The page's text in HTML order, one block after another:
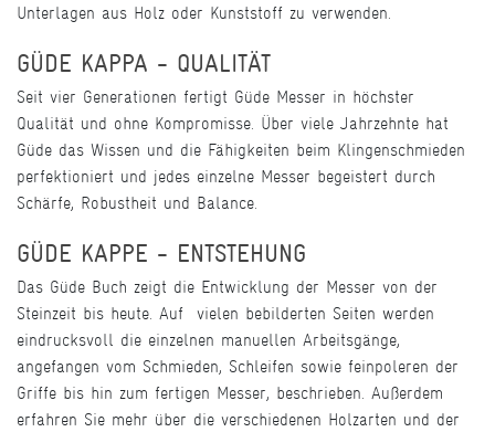
Unterlagen aus Holz oder Kunststoff zu verwenden.
GÜDE KAPPA - QUALITÄT
Seit vier Generationen fertigt Güde Messer in höchster
Qualität und ohne Kompromisse. Über viele Jahrzehnte hat
Güde das Wissen und die Fähigkeiten beim Klingenschmieden
perfektioniert und jedes einzelne Messer begeistert durch
Schärfe, Robustheit und Balance.
GÜDE KAPPE - ENTSTEHUNG
Das Güde Buch zeigt die Entwicklung der Messer von der
Steinzeit bis heute. Auf vielen bebilderten Seiten werden
eindrucksvoll die einzelnen manuellen Arbeitsgänge,
angefangen vom Schmieden, Schleifen sowie feinpoleren der
Griffe bis hin zum fertigen Messer, beschrieben. Außerdem
erfahren Sie mehr über die verschiedenen Holzarten und der